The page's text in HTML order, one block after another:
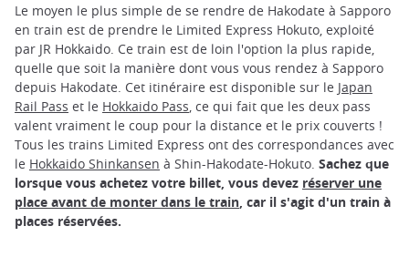
Le moyen le plus simple de se rendre de Hakodate à Sapporo
en train est de prendre le Limited Express Hokuto, exploité
par JR Hokkaido. Ce train est de loin l'option la plus rapide,
quelle que soit la manière dont vous vous rendez à Sapporo
depuis Hakodate. Cet itinéraire est disponible sur le Japan
Rail Pass et le Hokkaido Pass, ce qui fait que les deux pass
valent vraiment le coup pour la distance et le prix couverts !
Tous les trains Limited Express ont des correspondances avec
le Hokkaido Shinkansen à Shin-Hakodate-Hokuto. Sachez que
lorsque vous achetez votre billet, vous devez réserver une
place avant de monter dans le train, car il s'agit d'un train à
places réservées.